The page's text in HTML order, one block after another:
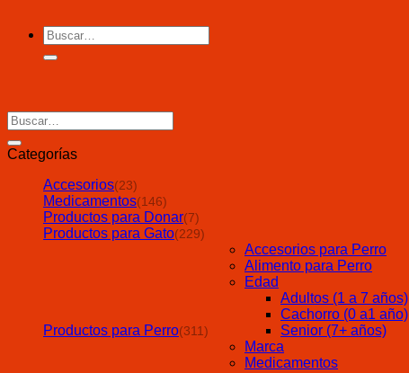
Buscar
por:
Buscar
por:
Categorías
Accesorios(23)
Medicamentos(146)
Productos para Donar(7)
Productos para Gato(229)
Productos para Perro(311)
Accesorios para Perro
Alimento para Perro
Edad
Adultos (1 a 7 años)
Cachorro (0 a1 año)
Senior (7+ años)
Marca
Medicamentos